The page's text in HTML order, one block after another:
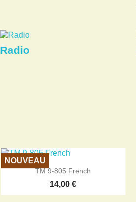
Radio
 Aperçu rapide
TM 9-805 French
14,00 €
NOUVEAU